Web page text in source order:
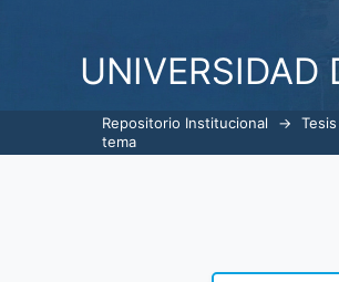
UNIVERSIDAD
Repositorio Institucional →
tema